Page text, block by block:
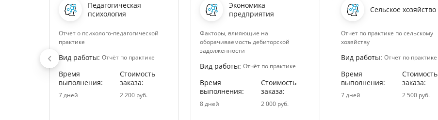
Педагогическая
психология
Отчет о психолого-педагогической
практике
Вид работы: Отчёт по практике
Время
выполнения:
7 дней
Стоимость
заказа:
2 200 руб.
Экономика
предприятия
Факторы, влияющие на
оборачиваемость дебиторской
задолженности
Вид работы: Отчёт по практике
Время
выполнения:
8 дней
Стоимость
заказа:
2 000 руб.
Сельское хозяйство
Отчет по практике по сельскому
хозяйству
Вид работы: Отчёт по практике
Время
выполнения:
7 дней
Стоимость
заказа:
2 500 руб.